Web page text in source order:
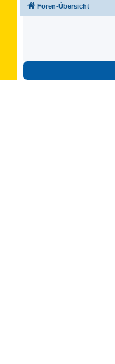
Foren-Übersicht